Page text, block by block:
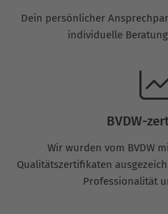
Dein persönlicher
individuelle
BVDW-
Wir wurden vom BVDW
Qualitätszertifikaten
Professionalität